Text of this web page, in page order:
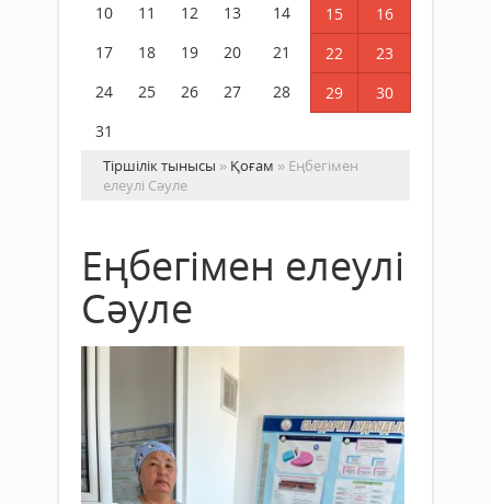
10
11 12 13 14 15
16
17
18 19 20 21 22
23
24
25 26 27 28 29
30
31
Тіршілік тынысы » Қоғам » Еңбегімен
елеулі Сәуле
Еңбегімен елеулі
Сәуле